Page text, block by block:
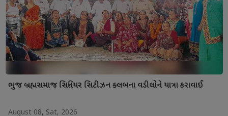
ભુજ બ્રહ્મસમાજ સિનિયર સિટીઝન ક્લબના વડીલોને યાત્રા કરાવાઈ
August 08, Sat, 2026